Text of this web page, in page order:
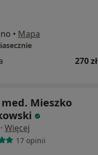
• Mapa
270 zł
Mieszko
· Więcej
17 opinii